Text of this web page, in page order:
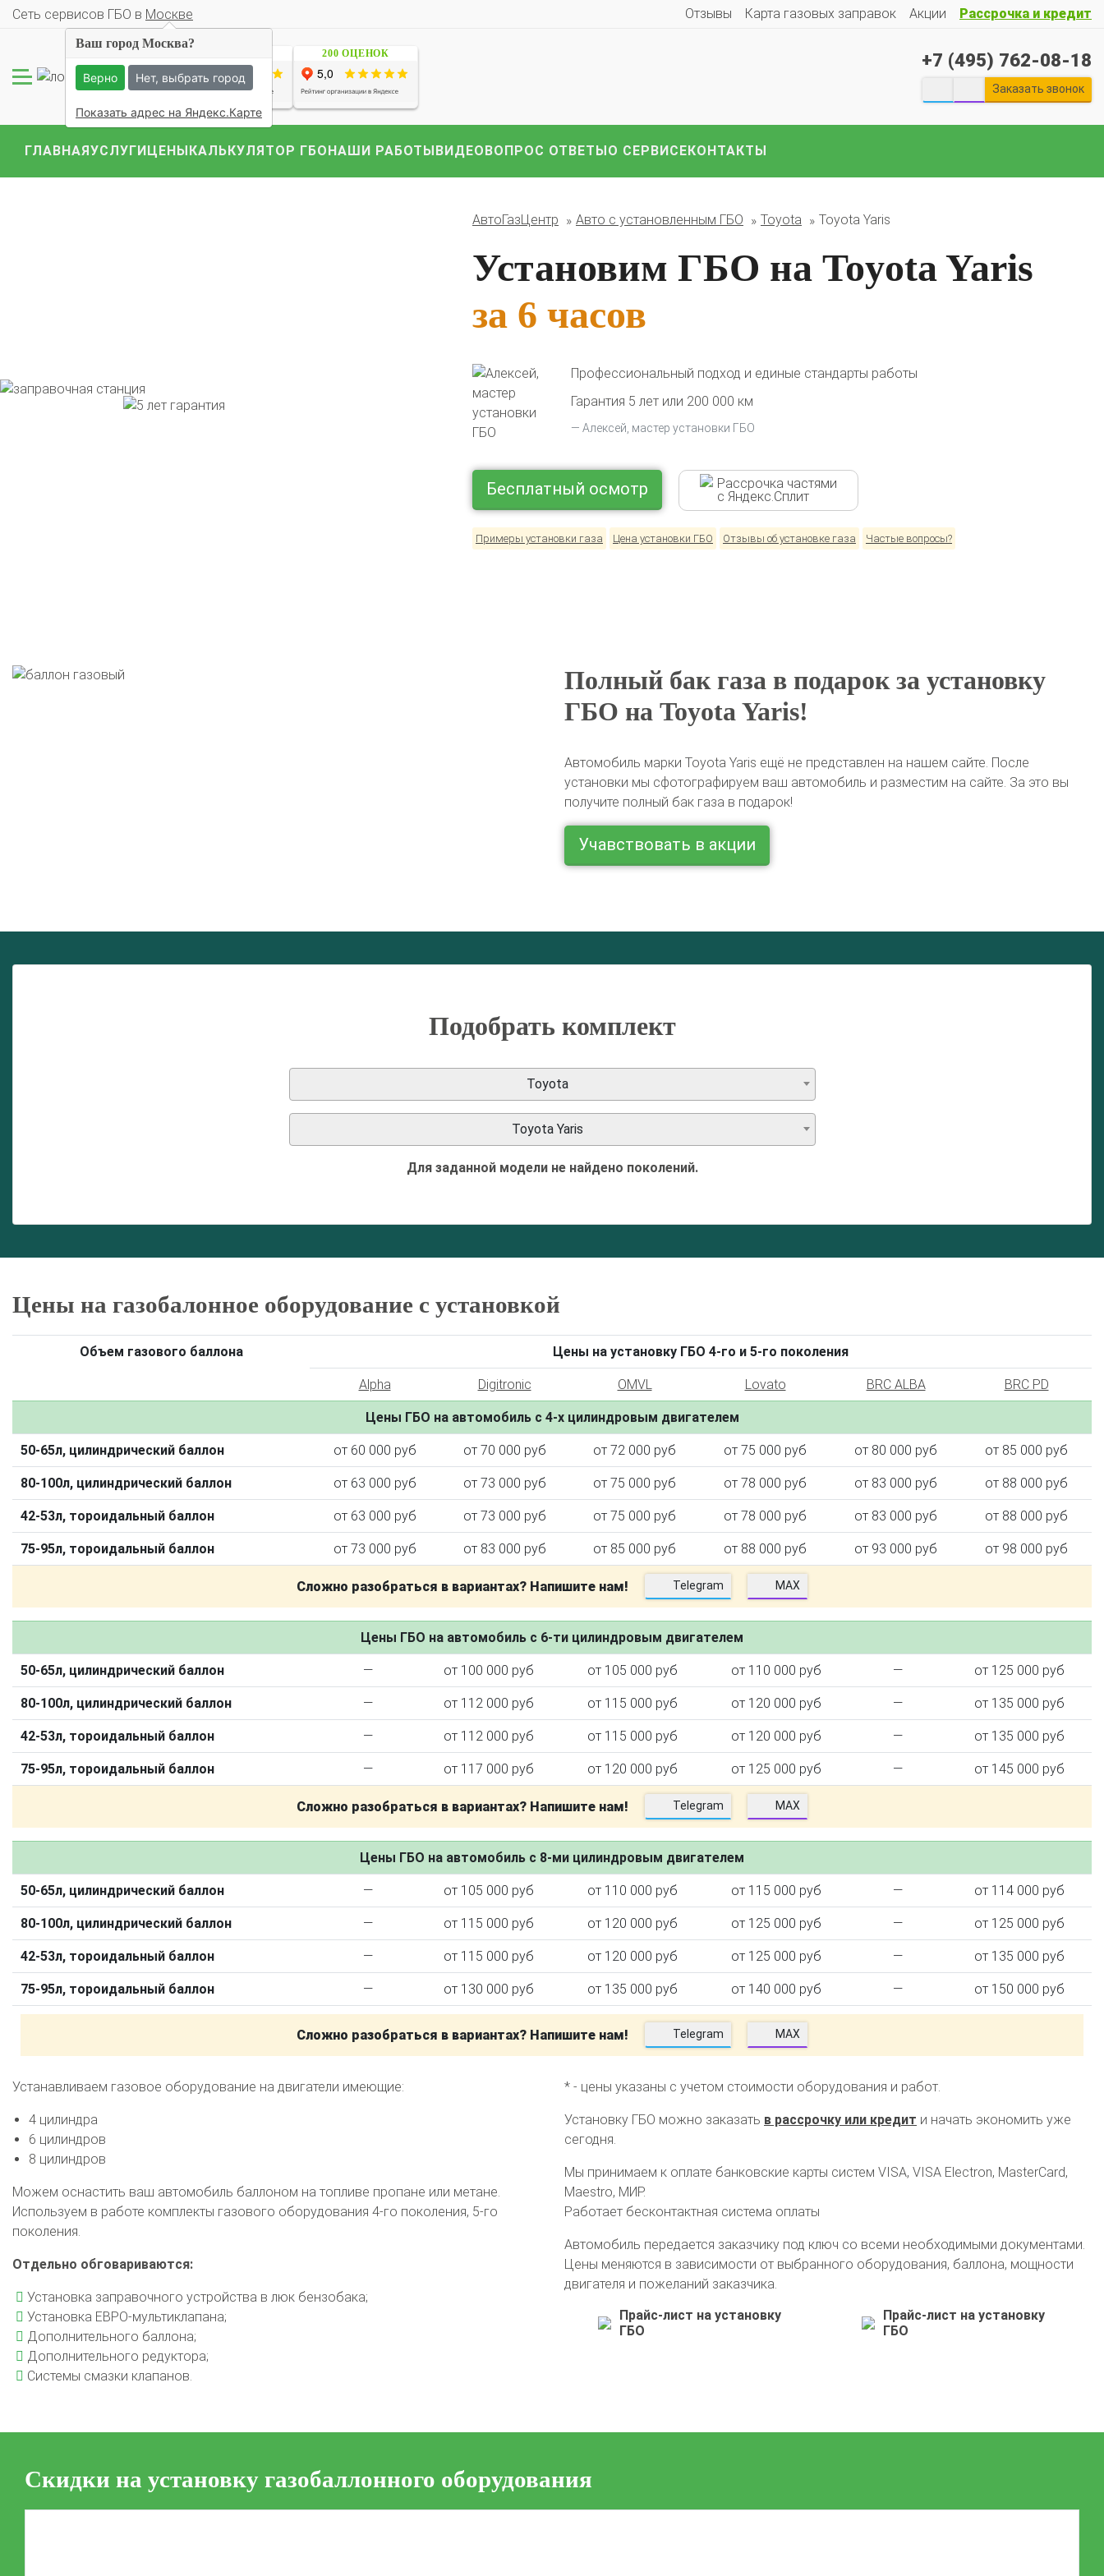
Cеть сервисов ГБО в Москве Отзывы Карта газовых заправок Акции Рассрочка и кредит
Skoda Toyota Volkswagen
О автосервисе
Отзывы клиентов
Установка ГБО за 6 часов
2-го поколения 4-го поколения
5-го поколения
BRC
OMVL LOVATO KME Digitronic
Калькулятор выгоды ГБО Калькулятор топлива
Техобслуживание ГБО
Полная диагностика ГБО
Чистка и регулировка форсунок
Замена датчика давления
Регистрация ГБО в ГИБДД
другие авто..
200 ОЦЕНОК +7 (495) 762-08-18
Заказать звонок
ГЛАВНАЯУСЛУГИЦЕНЫКАЛЬКУЛЯТОР ГБОНАШИ РАБОТЫВИДЕОВОПРОС ОТВЕТЫО СЕРВИСЕКОНТАКТЫ
АвтоГазЦентр Авто с установленным ГБО Toyota Toyota Yaris
Установим ГБО на Toyota Yaris
за 6 часов
Профессиональный подход и единые стандарты работы
Гарантия 5 лет или 200 000 км
Алексей, мастер установки ГБО
Бесплатный осмотр
Рассрочка частями
с Яндекс.Сплит
Примеры установки газа Цена установки ГБО Отзывы об установке газа Частые вопросы?
Полный бак газа в подарок за установку
ГБО на Toyota Yaris!
Автомобиль марки Toyota Yaris ещё не представлен на нашем сайте. После
установки мы сфотографируем ваш автомобиль и разместим на сайте. За это вы
получите полный бак газа в подарок!
Учавствовать в акции
Подобрать комплект
Toyota
Toyota Yaris
Для заданной модели не найдено поколений.
Цены на газобалонное оборудование с установкой
Объем газового баллона Цены на установку ГБО 4-го и 5-го поколения
Alpha Digitronic OMVL Lovato BRC ALBA BRC PD
Цены ГБО на автомобиль с 4-х цилиндровым двигателем
50-65л, цилиндрический баллон от 60 000 руб от 70 000 руб от 72 000 руб от 75 000 руб от 80 000 руб от 85 000 руб
80-100л, цилиндрический баллон от 63 000 руб от 73 000 руб от 75 000 руб от 78 000 руб от 83 000 руб от 88 000 руб
42-53л, тороидальный баллон от 63 000 руб от 73 000 руб от 75 000 руб от 78 000 руб от 83 000 руб от 88 000 руб
75-95л, тороидальный баллон от 73 000 руб от 83 000 руб от 85 000 руб от 88 000 руб от 93 000 руб от 98 000 руб
Сложно разобраться в вариантах? Напишите нам! Telegram MAX
Цены ГБО на автомобиль с 6-ти цилиндровым двигателем
50-65л, цилиндрический баллон — от 100 000 руб от 105 000 руб от 110 000 руб — от 125 000 руб
80-100л, цилиндрический баллон — от 112 000 руб от 115 000 руб от 120 000 руб — от 135 000 руб
42-53л, тороидальный баллон — от 112 000 руб от 115 000 руб от 120 000 руб — от 135 000 руб
75-95л, тороидальный баллон — от 117 000 руб от 120 000 руб от 125 000 руб — от 145 000 руб
Сложно разобраться в вариантах? Напишите нам! Telegram MAX
Цены ГБО на автомобиль с 8-ми цилиндровым двигателем
50-65л, цилиндрический баллон — от 105 000 руб от 110 000 руб от 115 000 руб — от 114 000 руб
80-100л, цилиндрический баллон — от 115 000 руб от 120 000 руб от 125 000 руб — от 125 000 руб
42-53л, тороидальный баллон — от 115 000 руб от 120 000 руб от 125 000 руб — от 135 000 руб
75-95л, тороидальный баллон — от 130 000 руб от 135 000 руб от 140 000 руб — от 150 000 руб
Сложно разобраться в вариантах? Напишите нам! Telegram MAX
Устанавливаем газовое оборудование на двигатели имеющие:
4 цилиндра
6 цилиндров
8 цилиндров
Можем оснастить ваш автомобиль баллоном на топливе пропане или метане.
Используем в работе комплекты газового оборудования 4-го поколения, 5-го
поколения.
Отдельно обговариваются:
Установка заправочного устройства в люк бензобака;
Установка ЕВРО-мультиклапана;
Дополнительного баллона;
Дополнительного редуктора;
Системы смазки клапанов.
* - цены указаны с учетом стоимости оборудования и работ.
Установку ГБО можно заказать в рассрочку или кредит и начать экономить уже
сегодня.
Мы принимаем к оплате банковские карты систем VISA, VISA Electron, MasterCard,
Maestro, МИР.
Работает бесконтактная система оплаты
Автомобиль передается заказчику под ключ со всеми необходимыми документами.
Цены меняются в зависимости от выбранного оборудования, баллона, мощности
двигателя и пожеланий заказчика.
Прайс-лист на установку
ГБО
Прайс-лист на установку
ГБО
Скидки на установку газобаллонного оборудования
Ваш город Москва?
Верно Нет, выбрать город
Показать адрес на Яндекс.Карте